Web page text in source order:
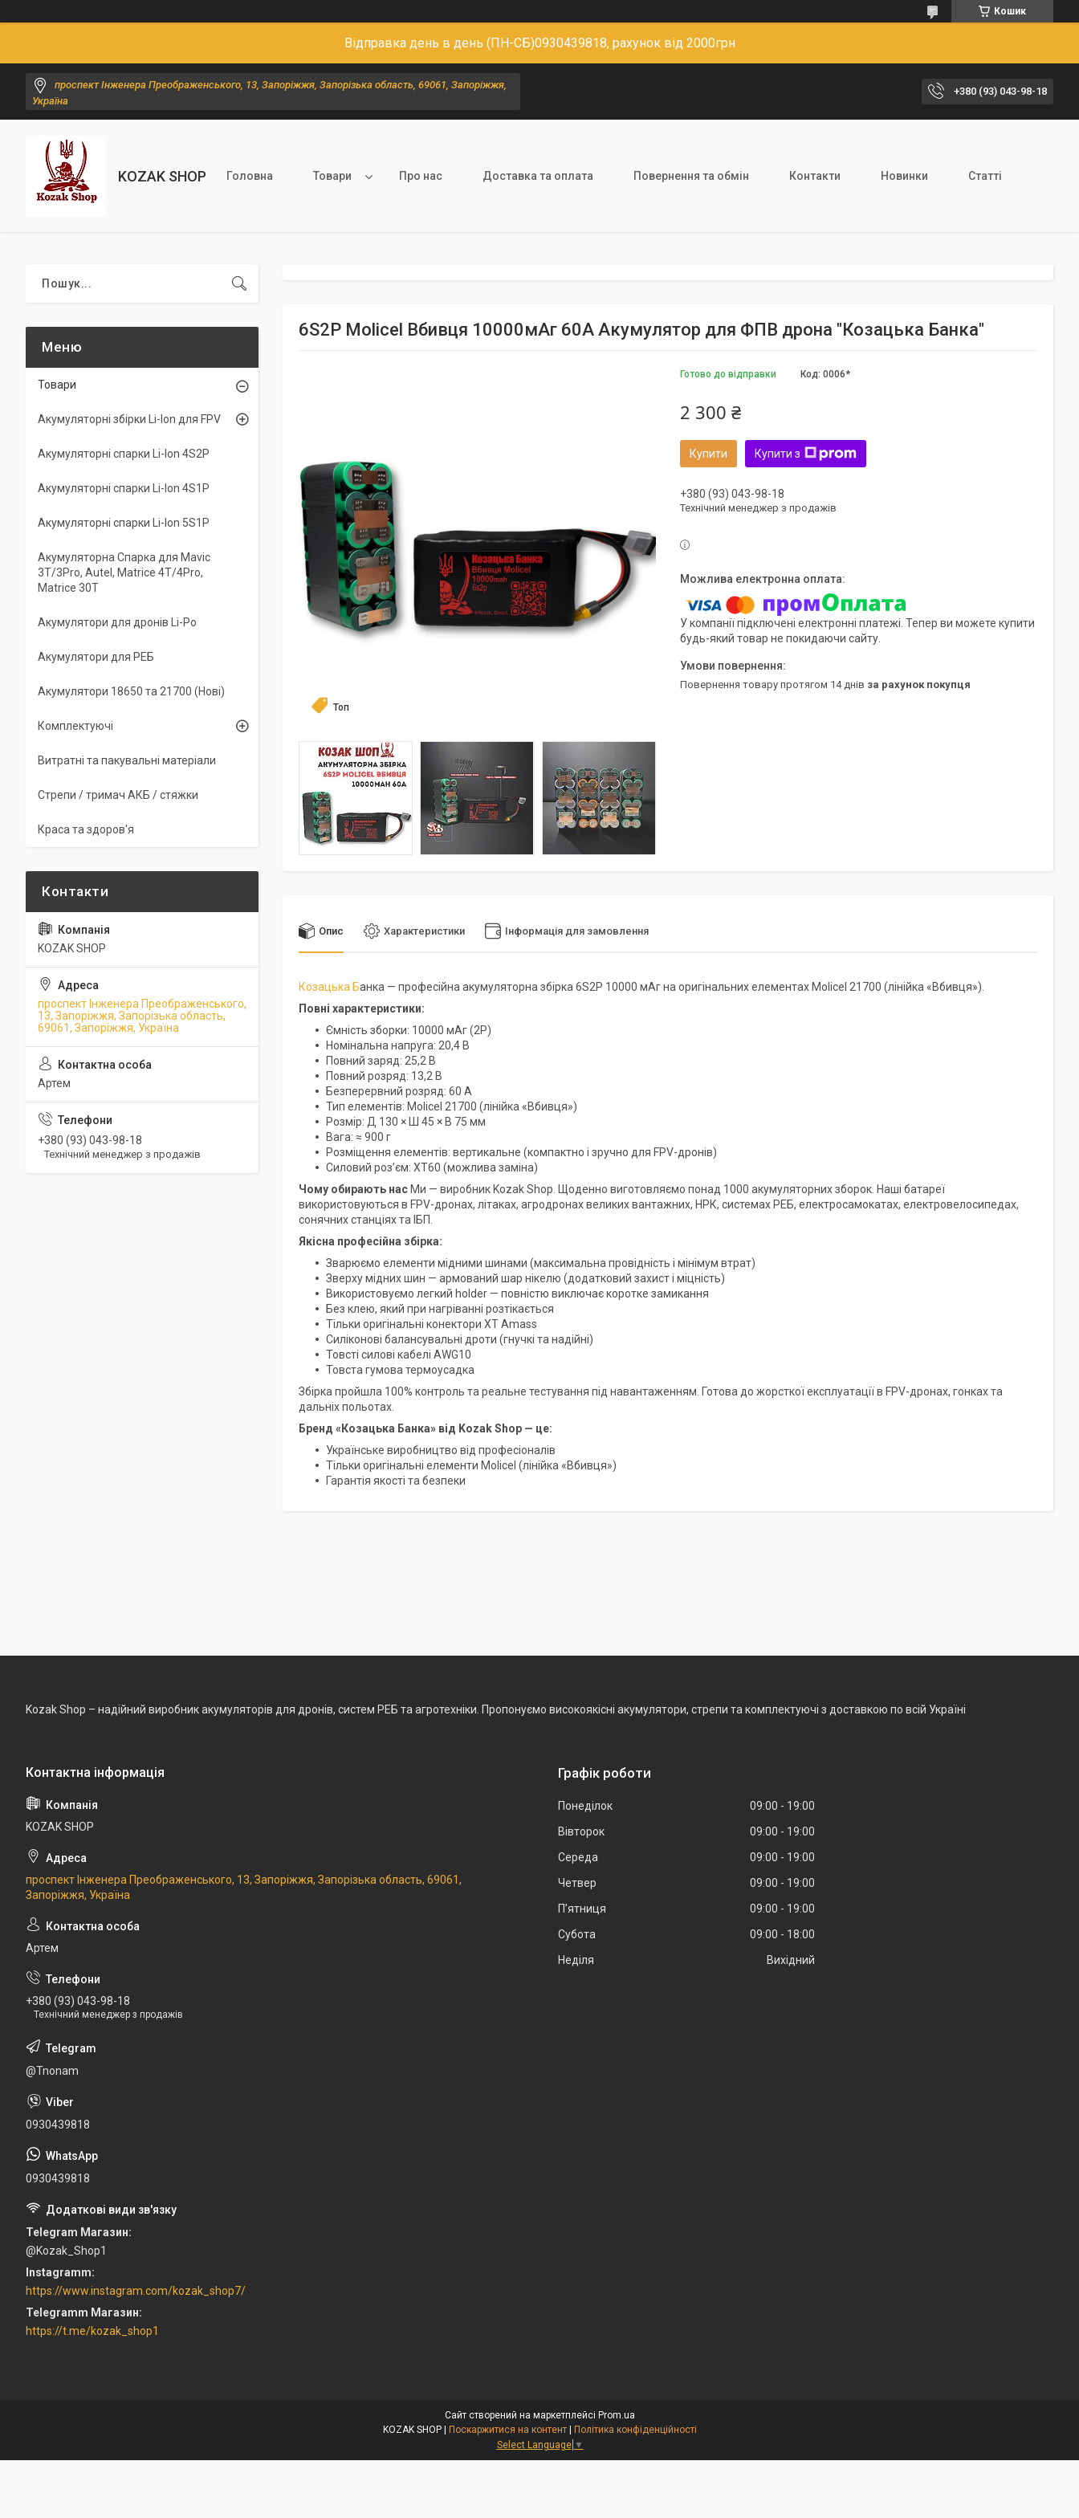
Кошик
Відправка день в день (ПН-СБ)0930439818, рахунок від 2000грн
проспект Інженера Преображенського, 13, Запоріжжя, Запорізька область, 69061, Запоріжжя,
Україна
+380 (93) 043-98-18
KOZAK SHOP Головна Товари Про нас Доставка та оплата Повернення та обмін Контакти Новинки Статті
6S2P Molicel Вбивця 10000мАг 60A Акумулятор для ФПВ дрона "Козацька Банка"
Топ
Готово до відправки Код: 0006*
2 300 ₴
Купити Купити з
+380 (93) 043-98-18
Технічний менеджер з продажів
У компанії підключені електронні платежі. Тепер ви можете купити
будь-який товар не покидаючи сайту.
повернення товару протягом 14 днів за рахунок покупця
Опис Характеристики Інформація для замовлення
Козацька Банка — професійна акумуляторна збірка 6S2P 10000 мАг на оригінальних елементах Molicel 21700 (лінійка «Вбивця»).
Повні характеристики:
Ємність зборки: 10000 мАг (2P)
Номінальна напруга: 20,4 В
Повний заряд: 25,2 В
Повний розряд: 13,2 В
Безперервний розряд: 60 А
Тип елементів: Molicel 21700 (лінійка «Вбивця»)
Розмір: Д 130 × Ш 45 × В 75 мм
Вага: ≈ 900 г
Розміщення елементів: вертикальне (компактно і зручно для FPV-дронів)
Силовий роз’єм: XT60 (можлива заміна)
Чому обирають нас Ми — виробник Kozak Shop. Щоденно виготовляємо понад 1000 акумуляторних зборок. Наші батареї
використовуються в FPV-дронах, літаках, агродронах великих вантажних, НРК, системах РЕБ, електросамокатах, електровелосипедах,
сонячних станціях та ІБП.
Якісна професійна збірка:
Зварюємо елементи мідними шинами (максимальна провідність і мінімум втрат)
Зверху мідних шин — армований шар нікелю (додатковий захист і міцність)
Використовуємо легкий holder — повністю виключає коротке замикання
Без клею, який при нагріванні розтікається
Тільки оригінальні конектори XT Amass
Силіконові балансувальні дроти (гнучкі та надійні)
Товсті силові кабелі AWG10
Товста гумова термоусадка
Збірка пройшла 100% контроль та реальне тестування під навантаженням. Готова до жорсткої експлуатації в FPV-дронах, гонках та
дальніх польотах.
Бренд «Козацька Банка» від Kozak Shop — це:
Українське виробництво від професіоналів
Тільки оригінальні елементи Molicel (лінійка «Вбивця»)
Гарантія якості та безпеки
Товари
Акумуляторні збірки Li-Ion для FPV
Акумуляторні спарки Li-Ion 4S2P
Акумуляторні спарки Li-Ion 4S1P
Акумуляторні спарки Li-Ion 5S1P
Акумуляторна Спарка для Mavic
3T/3Pro, Autel, Matrice 4T/4Pro,
Matrice 30T
Акумулятори для дронів Li-Po
Акумулятори для РЕБ
Акумулятори 18650 та 21700 (Нові)
Комплектуючі
Витратні та пакувальні матеріали
Стрепи / тримач АКБ / стяжки
Краса та здоров'я
KOZAK SHOP
проспект Інженера Преображенського,
13, Запоріжжя, Запорізька область,
69061, Запоріжжя, Україна
Артем
+380 (93) 043-98-18
Технічний менеджер з продажів
Kozak Shop – надійний виробник акумуляторів для дронів, систем РЕБ та агротехніки. Пропонуємо високоякісні акумулятори, стрепи та комплектуючі з доставкою по всій Україні
KOZAK SHOP
проспект Інженера Преображенського, 13, Запоріжжя, Запорізька область, 69061,
Запоріжжя, Україна
Артем
+380 (93) 043-98-18
Технічний менеджер з продажів
@Tnonam
0930439818
0930439818
Telegram Магазин
@Kozak_Shop1
Instagramm
https://www.instagram.com/kozak_shop7/
Telegramm Магазин
https://t.me/kozak_shop1
Графік роботи
Понеділок 09:00
19:00
Вівторок
09:00
19:00
Середа
09:00
19:00
Четвер
09:00
19:00
Пʼятниця
09:00
19:00
Субота
09:00
18:00
Неділя
Вихідний
Сайт створений на маркетплейсі Prom.ua
Поскаржитися на контент
Політика конфіденційності
Select Language ▼